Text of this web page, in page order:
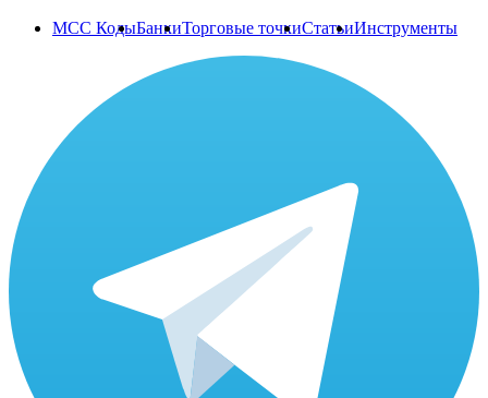
MCC КодыБанкиТорговые точкиСтатьиИнструменты